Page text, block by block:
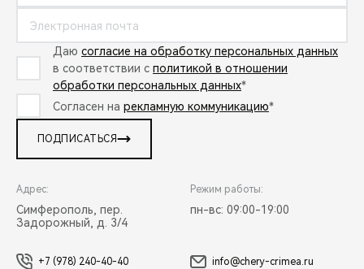
Даю согласие на обработку персональных данных
в соответствии с политикой в отношении
обработки персональных данных*
Согласен на рекламную коммуникацию*
ПОДПИСАТЬСЯ
Адрес:
Симферополь, пер.
Задорожный, д. 3/4
Режим работы:
пн-вс: 09:00-19:00
+7 (978) 240-40-40 info@chery-crimea.ru